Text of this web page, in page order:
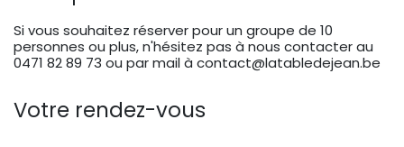
Si vous souhaitez réserver pour un groupe de 10
personnes ou plus, n'hésitez pas à nous contacter au
0471 82 89 73 ou par mail à contact@latabledejean.be
Votre rendez-vous